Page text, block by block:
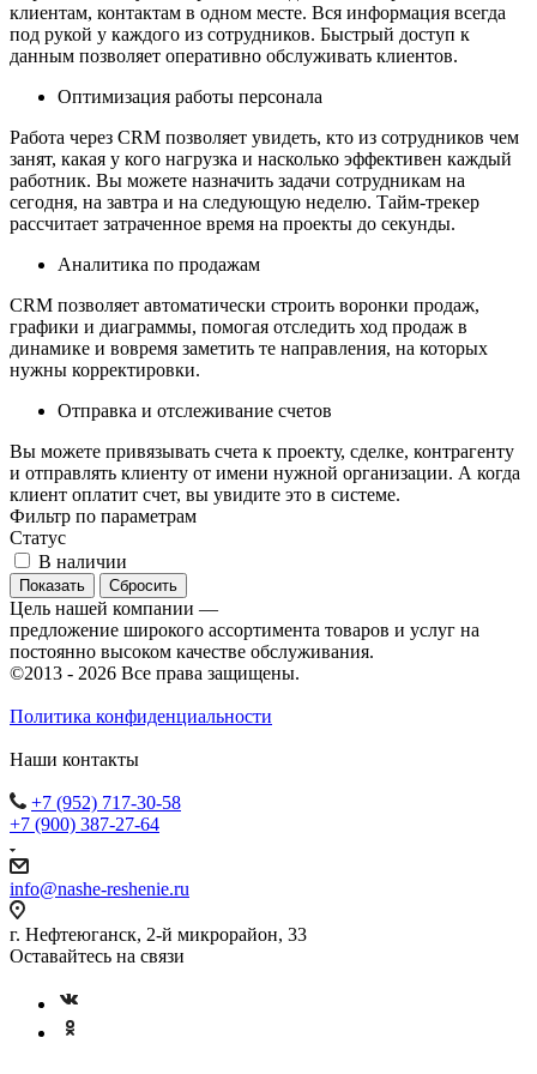
клиентам, контактам в одном месте. Вся информация всегда
под рукой у каждого из сотрудников. Быстрый доступ к
данным позволяет оперативно обслуживать клиентов.
Оптимизация работы персонала
Работа через CRM позволяет увидеть, кто из сотрудников чем
занят, какая у кого нагрузка и насколько эффективен каждый
работник. Вы можете назначить задачи сотрудникам на
сегодня, на завтра и на следующую неделю. Тайм-трекер
рассчитает затраченное время на проекты до секунды.
Аналитика по продажам
CRM позволяет автоматически строить воронки продаж,
графики и диаграммы, помогая отследить ход продаж в
динамике и вовремя заметить те направления, на которых
нужны корректировки.
Отправка и отслеживание счетов
Вы можете привязывать счета к проекту, сделке, контрагенту
и отправлять клиенту от имени нужной организации. А когда
клиент оплатит счет, вы увидите это в системе.
Фильтр по параметрам
Статус
В наличии
Сбросить
Цель нашей компании —
предложение широкого ассортимента товаров и услуг на
постоянно высоком качестве обслуживания.
©2013 - 2026 Все права защищены.
Политика конфиденциальности
Наши контакты
+7 (952) 717-30-58
+7 (900) 387-27-64
info@nashe-reshenie.ru
г. Нефтеюганск, 2-й микрорайон, 33
Оставайтесь на связи